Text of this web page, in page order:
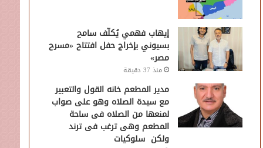
إيهاب فهمي يُكلّف سامح
بسيوني بإخراج حفل افتتاح «مسرح
مصر»
منذ 37 دقيقة
مدير المطعم خانه القول والتعبير
مع سيدة الصلاه وهو على صواب
لمنعها من الصلاه فى ساحة
المطعم وهى ترغب فى ترند
ولكن سلوكيات